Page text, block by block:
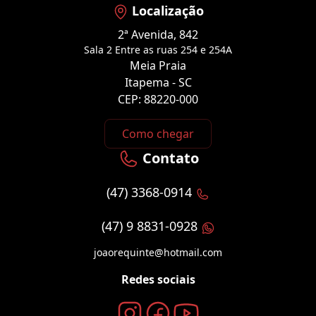
Localização
2ª Avenida, 842
Sala 2 Entre as ruas 254 e 254A
Meia Praia
Itapema - SC
CEP: 88220-000
Como chegar
Contato
(47) 3368-0914
(47) 9 8831-0928
joaorequinte@hotmail.com
Redes sociais